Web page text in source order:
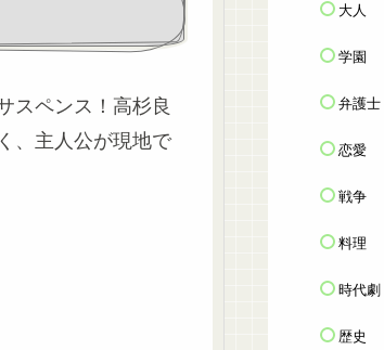
スペンス！高杉良
、主人公が現地で
大人
学園
弁護士
恋愛
戦争
料理
時代劇
歴史